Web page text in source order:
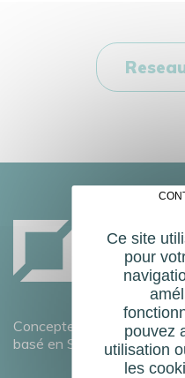
Concepteur fabricant
basé en Savoie et doté
Ce site
pour
pouvez
utilisation
les
✗